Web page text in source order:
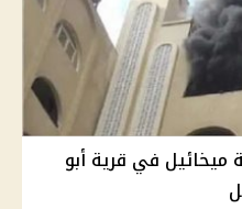
في قرية أبو